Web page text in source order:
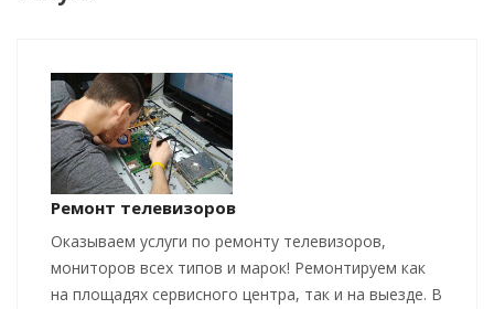
Ремонт телевизоров
Оказываем услуги по ремонту телевизоров,
мониторов всех типов и марок! Ремонтируем как
на площадях сервисного центра, так и на выезде. В